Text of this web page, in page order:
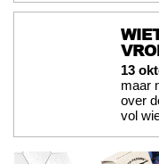
13
maar
over
vol